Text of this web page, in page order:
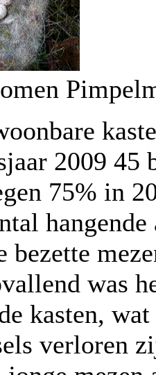
2009 45
75% in
bezette
was
kasten,
verloren